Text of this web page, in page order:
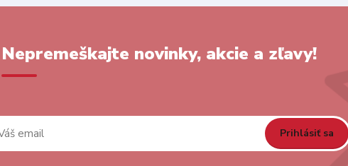
Nepremeškajte novinky, akcie a zľavy!
Prihlásiť sa